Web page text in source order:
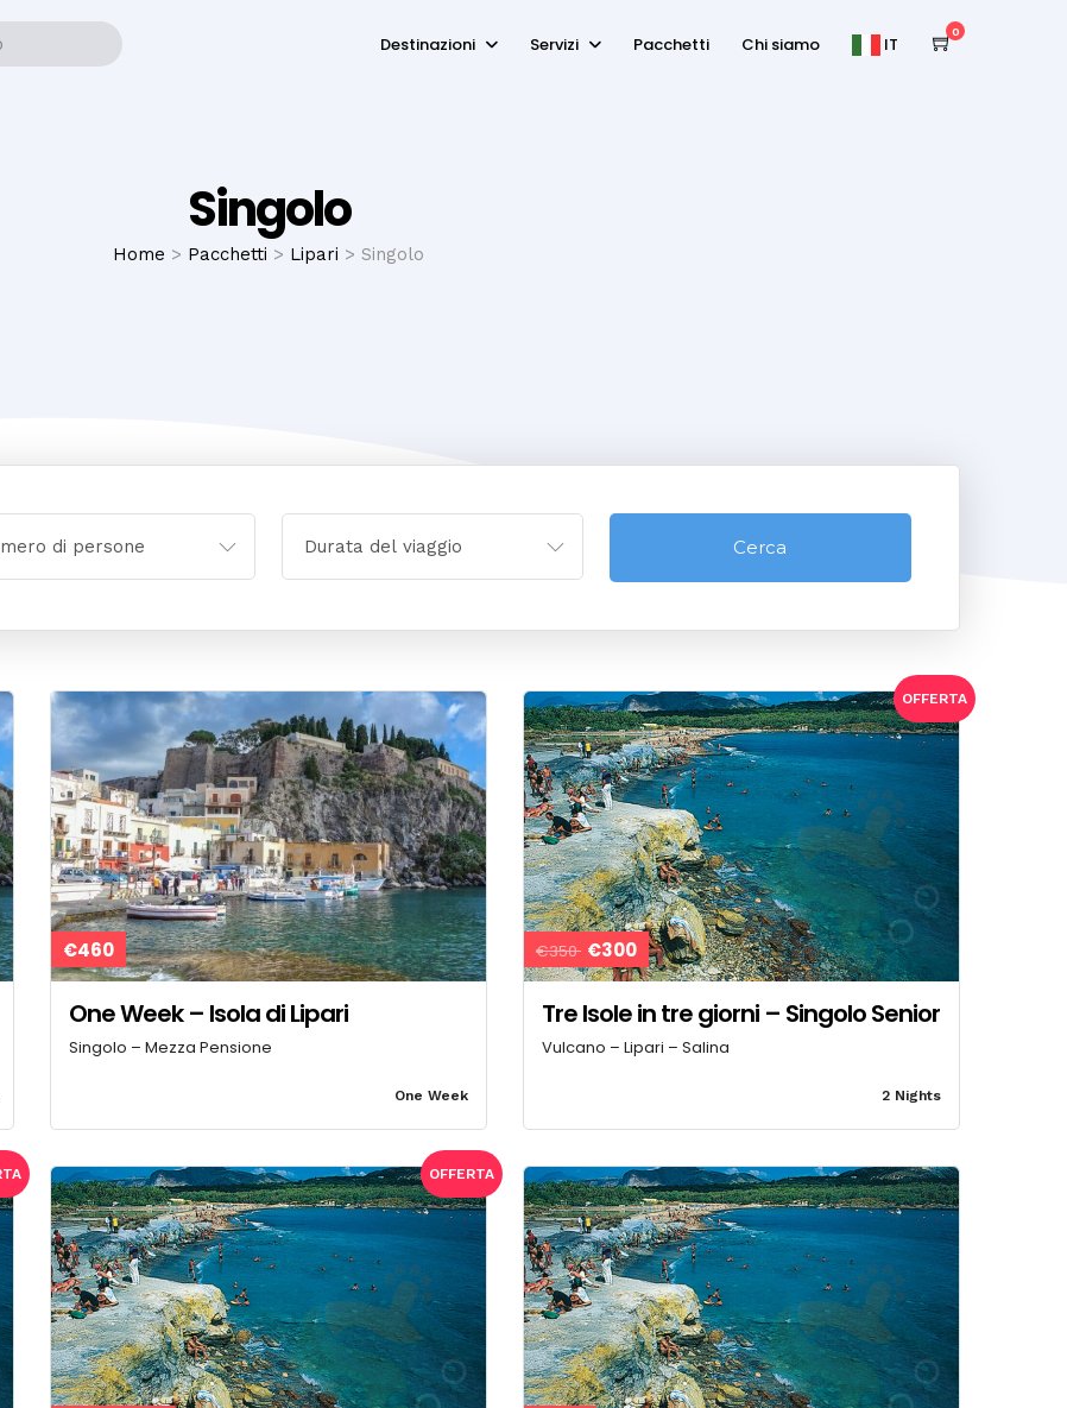
Destinazioni Servizi Pacchetti Chi siamo IT
0
Singolo
Home > Pacchetti > Lipari > Singolo
€460
One Week – Isola di Lipari
Singolo – Mezza Pensione
One Week
OFFERTA
€350 €300
Tre Isole in tre giorni – Singolo Senior
Vulcano – Lipari – Salina
2 Nights
OFFERTA